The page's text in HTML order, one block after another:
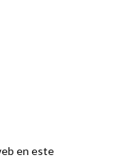
en este